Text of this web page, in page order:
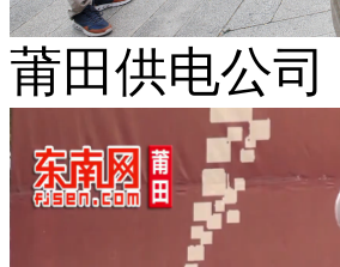
莆田供电公